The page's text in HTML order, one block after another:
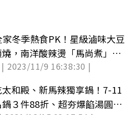
冬季熱食PK！星級滷味大豆
，南洋酸辣燙「馬尚煮」新
| 2023/11/9 16:38:30 |
和殿、新馬辣獨享鍋！7-11
３件88折、超夯爆餡湯圓獨